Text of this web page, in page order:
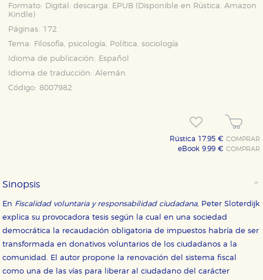
Formato:
Digital: descarga, EPUB (Disponible en Rústica ,Amazon
Kindle )
Páginas: 172
Tema:
Filosofía, psicología, Política, sociología
Idioma de publicación:
Español
Idioma de traducción: Alemán
Código: 8007982
Rústica 17,95 €COMPRAR
eBook 9,99 €COMPRAR
Sinopsis
En Fiscalidad voluntaria y responsabilidad ciudadana, Peter Sloterdijk
explica su provocadora tesis según la cual en una sociedad
democrática la recaudación obligatoria de impuestos habría de ser
transformada en donativos voluntarios de los ciudadanos a la
comunidad. El autor propone la renovación del sistema fiscal
como una de las vías para liberar al ciudadano del carácter